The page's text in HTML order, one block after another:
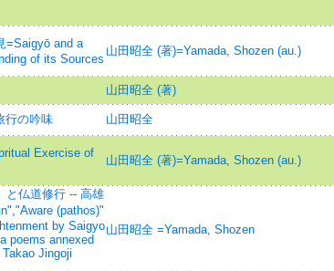
=Saigyō and a
of its Sources
山田昭全 (著)=Yamada, Shozen (au.)
山田昭全 (著)
行の吟味 山田昭全
Exercise of
山田昭全 (著)=Yamada, Shozen (au.)
と仏道修行 -- 高雄
(pathos)"
by Saigyo
poems annexed
Jingoji
山田昭全 =Yamada, Shozen